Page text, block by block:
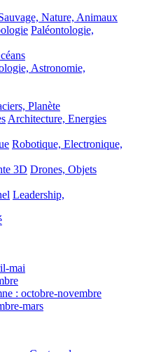
Nature, Animaux
Paléontologie,
Astronomie,
Planète
Architecture, Energies
Robotique, Electronique,
3D Drones, Objets
Leadership,
mai
: octobre-novembre
mars